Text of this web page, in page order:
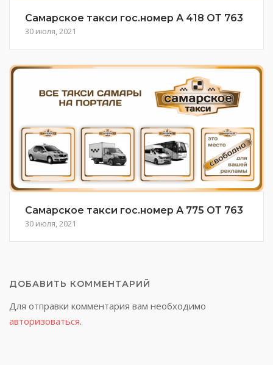
Самарское такси гос.номер А 418 ОТ 763
30 июля, 2021
Самарское такси гос.номер А 775 ОТ 763
30 июля, 2021
ДОБАВИТЬ КОММЕНТАРИЙ
Для отправки комментария вам необходимо
авторизоваться.